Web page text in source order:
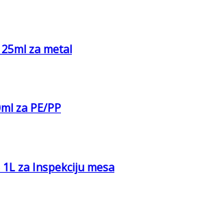
za metal
za PE/PP
za Inspekciju mesa